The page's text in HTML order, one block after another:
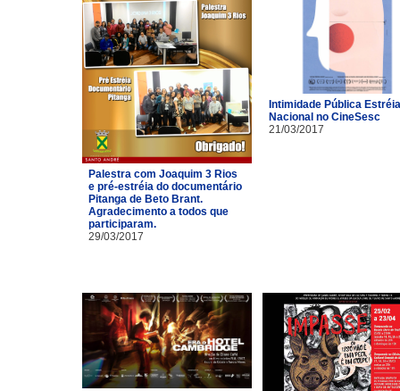
Palestra com Joaquim 3 Rios
e pré-estréia do documentário
Pitanga de Beto Brant.
Agradecimento a todos que
participaram.
29/03/2017
Intimidade Pública Estréia
Nacional no CineSesc
21/03/2017